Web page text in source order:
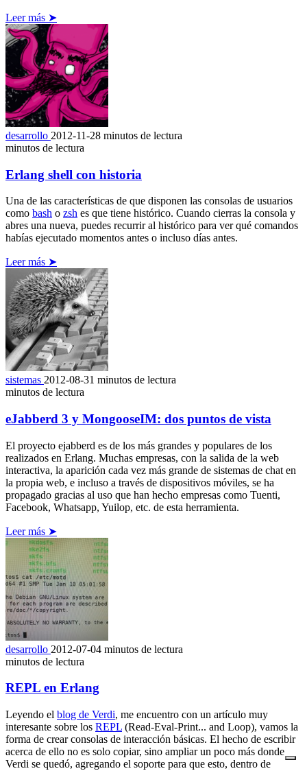
Leer más ➤
desarrollo 2012-11-28 minutos de lectura
minutos de lectura
Erlang shell con historia
Una de las características de que disponen las consolas de usuarios
como bash o zsh es que tiene histórico. Cuando cierras la consola y
abres una nueva, puedes recurrir al histórico para ver qué comandos
habías ejecutado momentos antes o incluso días antes.
Leer más ➤
sistemas 2012-08-31 minutos de lectura
minutos de lectura
eJabberd 3 y MongooseIM: dos puntos de vista
El proyecto ejabberd es de los más grandes y populares de los
realizados en Erlang. Muchas empresas, con la salida de la web
interactiva, la aparición cada vez más grande de sistemas de chat en
la propia web, e incluso a través de dispositivos móviles, se ha
propagado gracias al uso que han hecho empresas como Tuenti,
Facebook, Whatsapp, Yuilop, etc. de esta herramienta.
Leer más ➤
desarrollo 2012-07-04 minutos de lectura
minutos de lectura
REPL en Erlang
Leyendo el blog de Verdi, me encuentro con un artículo muy
interesante sobre los REPL (Read-Eval-Print... and Loop), vamos la
forma de crear consolas de interacción básicas. El hecho de escribir
acerca de ello no es solo copiar, sino ampliar un poco más donde
Verdi se quedó, agregando el soporte para que esto, dentro de